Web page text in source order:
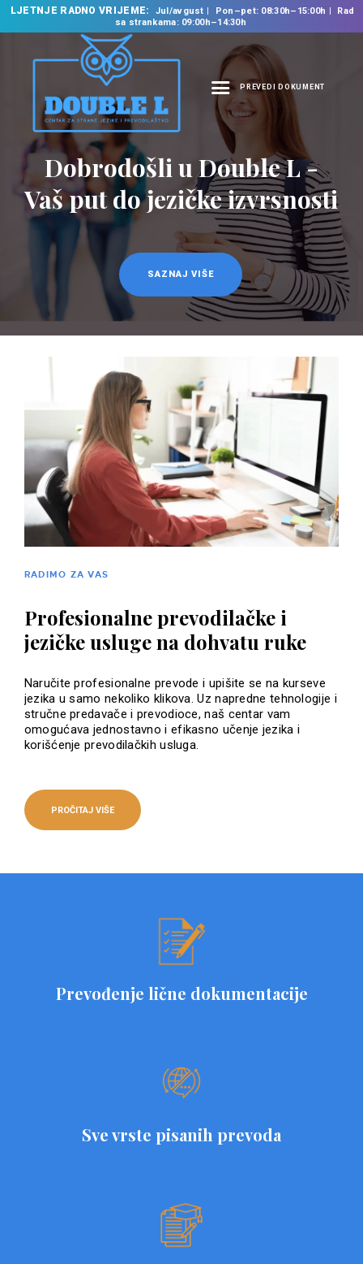
LJETNJE RADNO VRIJEME: Jul/avgust Pon–pet: 08:30h–15:00h
Rad
sa strankama: 09:00h–14:30h
PREVEDI DOKUMENT
NASLOVNA
O NAMA
NAŠE USLUGE
ŠKOLA STRANIH
JEZIKA
PREVODILAČKI BIRO
KURSEVI
NOVOSTI
KONTAKT
Dobrodošli u Double L -
Vaš put do jezičke izvrsnosti
SAZNAJ VIŠE
Prevodilačke usluge
na 35 jezika
SAZNAJ VIŠE
RADIMO ZA VAS
Profesionalne prevodilačke i
jezičke usluge na dohvatu ruke
Naručite profesionalne prevode i upišite se na kurseve
jezika u samo nekoliko klikova. Uz napredne tehnologije i
stručne predavače i prevodioce, naš centar vam
omogućava jednostavno i efikasno učenje jezika i
korišćenje prevodilačkih usluga.
PROČITAJ VIŠE
Prevođenje lične dokumentacije
Sve vrste pisanih prevoda